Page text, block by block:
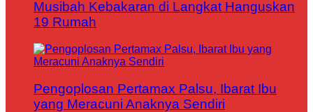
Musibah Kebakaran di Langkat Hanguskan
19 Rumah
Pengoplosan Pertamax Palsu, Ibarat Ibu
yang Meracuni Anaknya Sendiri